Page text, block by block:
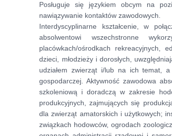
Posługuje się językiem obcym na
nawiązywanie kontaktów zawodowych.
Interdyscyplinarne kształcenie, w
absolwentowi wszechstronne
placówkach/ośrodkach rekreacyjnych,
dzieci, młodzieży i dorosłych,
udziałem zwierząt i/lub na ich temat,
gospodarczej. Aktywność zawodowa
szkoleniową i doradczą w zakresie
produkcyjnych, zajmujących się
dla zwierząt amatorskich i użytkowych;
związkach hodowców, ogrodach